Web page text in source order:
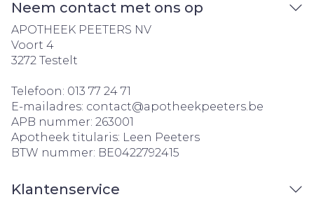
Neem contact met ons op
APOTHEEK PEETERS NV
Voort 4
3272 Testelt
Telefoon: 013 77 24 71
E-mailadres: contact@apotheekpeeters.be
APB nummer: 263001
Apotheek titularis: Leen Peeters
BTW nummer: BE0422792415
Klantenservice